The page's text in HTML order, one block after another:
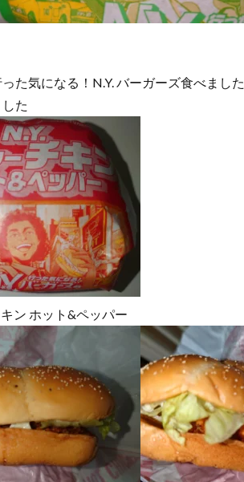
た気になる！N.Y. バーガーズ食べました
た
ン ホット&ペッパー